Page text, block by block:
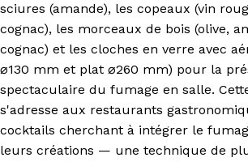
sciures (amande), les copeaux (vin
cognac), les morceaux de bois (olive,
cognac) et les cloches en verre avec
⌀130 mm et plat ⌀260 mm) pour la
spectaculaire du fumage en salle.
s'adresse aux restaurants
cocktails cherchant à intégrer le
leurs créations — une technique de